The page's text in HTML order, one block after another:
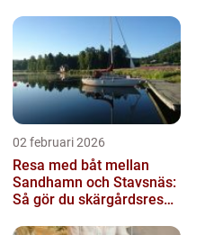
02 februari 2026
Resa med båt mellan
Sandhamn och Stavsnäs:
Så gör du skärgårdsresan